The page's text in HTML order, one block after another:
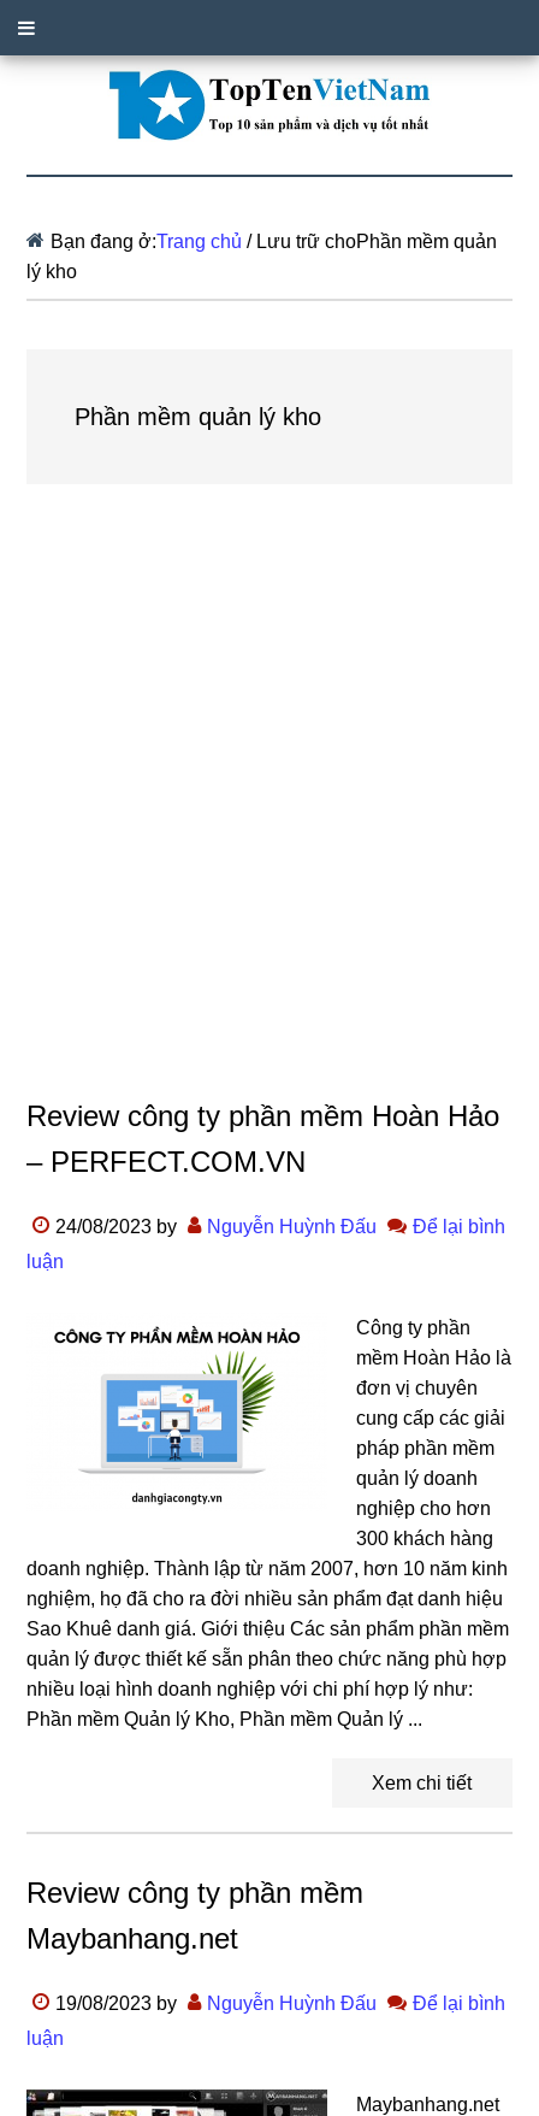
Bạn đang ở:Trang chủ /Lưu trữ choPhần mềm quản
lý kho
Phần mềm quản lý kho
Review công ty phần mềm Hoàn Hảo
– PERFECT.COM.VN
24/08/2023 by Nguyễn Huỳnh Đấu
Để lại bình
luận
Công ty phần
mềm Hoàn Hảo là
đơn vị chuyên
cung cấp các giải
pháp phần mềm
quản lý doanh
nghiệp cho hơn
300 khách hàng
doanh nghiệp. Thành lập từ năm 2007, hơn 10 năm kinh
nghiệm, họ đã cho ra đời nhiều sản phẩm đạt danh hiệu
Sao Khuê danh giá. Giới thiệu Các sản phẩm phần mềm
quản lý được thiết kế sẵn phân theo chức năng phù hợp
nhiều loại hình doanh nghiệp với chi phí hợp lý như:
Phần mềm Quản lý Kho, Phần mềm Quản lý ...
Xem chi tiết
Review công ty phần mềm
Maybanhang.net
19/08/2023 by Nguyễn Huỳnh Đấu
Để lại bình
luận
Maybanhang.net